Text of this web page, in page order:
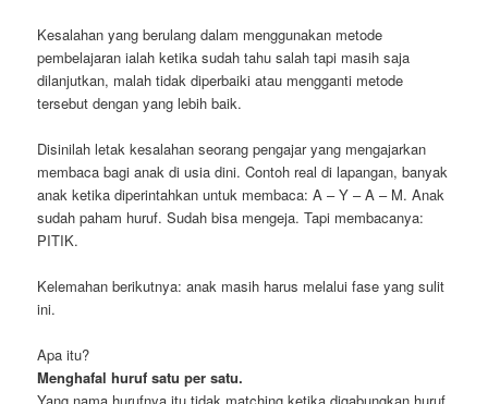
Kesalahan yang berulang dalam menggunakan metode
pembelajaran ialah ketika sudah tahu salah tapi masih saja
dilanjutkan, malah tidak diperbaiki atau mengganti metode
tersebut dengan yang lebih baik.
Disinilah letak kesalahan seorang pengajar yang mengajarkan
membaca bagi anak di usia dini. Contoh real di lapangan, banyak
anak ketika diperintahkan untuk membaca: A – Y – A – M. Anak
sudah paham huruf. Sudah bisa mengeja. Tapi membacanya:
PITIK.
Kelemahan berikutnya: anak masih harus melalui fase yang sulit
ini.
Apa itu?
Menghafal huruf satu per satu.